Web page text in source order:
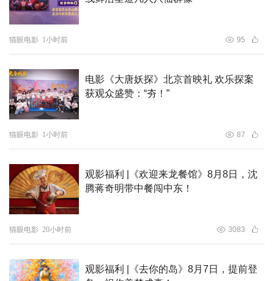
猫眼电影 1小时前 95
电影《大唐妖探》北京首映礼 欢乐探案
获观众盛赞：“夯！”
猫眼电影 1小时前 87
观影福利 |《欢迎来龙餐馆》8月8日，沈
腾蒋奇明带中餐闯中东！
猫眼电影 20小时前 3083
观影福利 |《去你的岛》8月7日，提前登